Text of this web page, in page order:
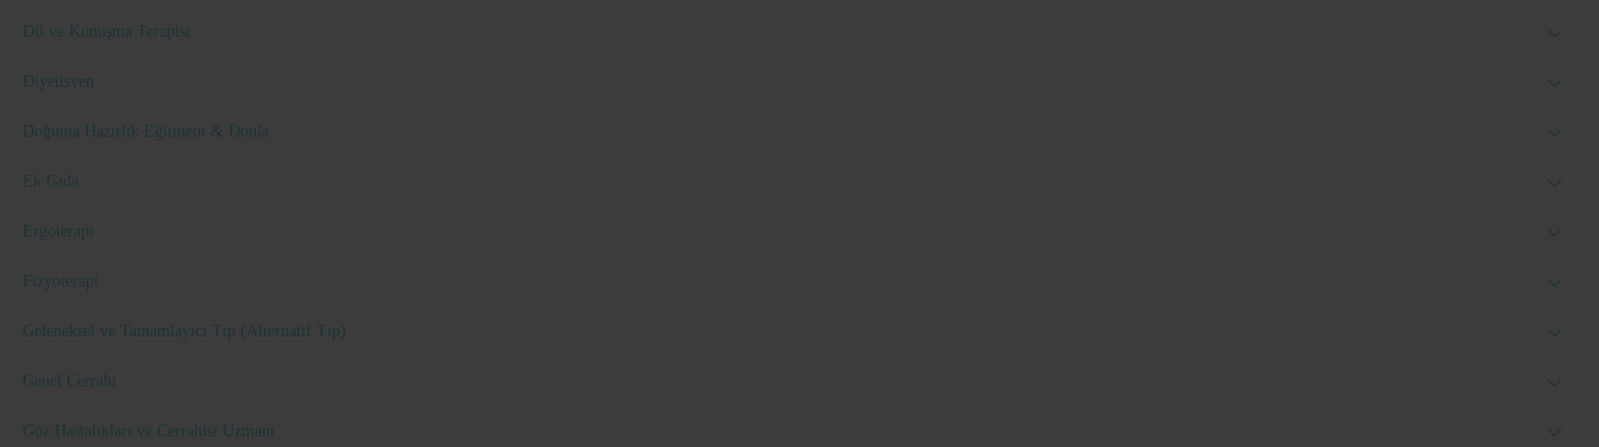
Dil ve Konuşma Terapisi
Diyetisyen
Doğuma Hazırlık Eğitmeni & Doula
Ek Gıda
Ergoterapi
Fizyoterapi
Geleneksel ve Tamamlayıcı Tıp (Alternatif Tıp)
Genel Cerrahi
Göz Hastalıkları ve Cerrahisi Uzmanı